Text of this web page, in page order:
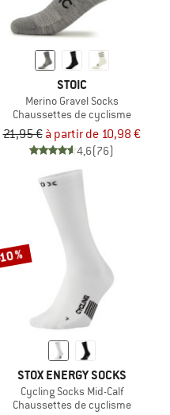
STOIC
Merino Gravel Socks
Chaussettes de cyclisme
21,95 € à partir de 10,98 €
4,6(76)
%
STOX ENERGY SOCKS
Cycling Socks Mid-Calf
Chaussettes de cyclisme